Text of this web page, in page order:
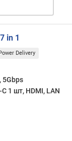
in 1
Power Delivery
5Gbps
1 шт, HDMI, LAN